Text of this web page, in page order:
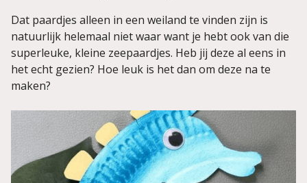
Dat paardjes alleen in een weiland te vinden zijn is
natuurlijk helemaal niet waar want je hebt ook van die
superleuke, kleine zeepaardjes. Heb jij deze al eens in
het echt gezien? Hoe leuk is het dan om deze na te
maken?